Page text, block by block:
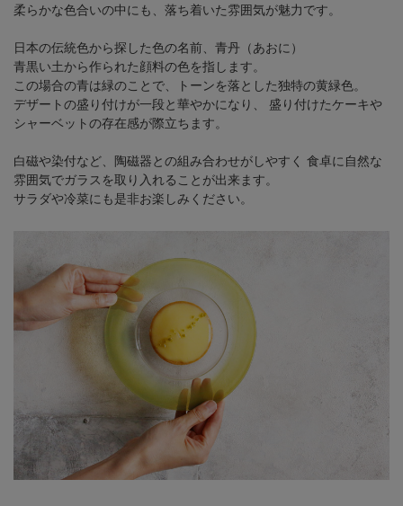
柔らかな色合いの中にも、落ち着いた雰囲気が魅力です。
日本の伝統色から探した色の名前、青丹（あおに）
青黒い土から作られた顔料の色を指します。
この場合の青は緑のことで、トーンを落とした独特の黄緑色。
デザートの盛り付けが一段と華やかになり、
盛り付けたケーキや
シャーベットの存在感が際立ちます。
白磁や染付など、陶磁器との組み合わせがしやすく 食卓に自然な
雰囲気でガラスを取り入れることが出来ます。
サラダや冷菜にも是非お楽しみください。